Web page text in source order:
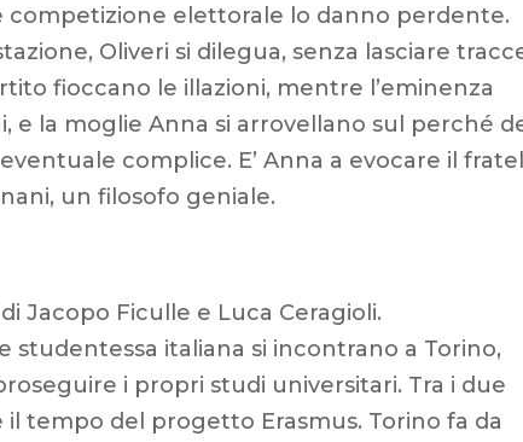
competizione elettorale lo danno perdente.
Oliveri si dilegua, senza lasciare
fioccano le illazioni, mentre l’eminenza
e la moglie Anna si arrovellano sul perché
complice. E’ Anna a evocare il
un filosofo geniale.
di Jacopo Ficulle e Luca Ceragioli.
studentessa italiana si incontrano a Torino,
i propri studi universitari. Tra i due
tempo del progetto Erasmus. Torino fa da